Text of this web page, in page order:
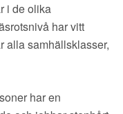
i de olika
har vitt
alla samhällsklasser,
har en